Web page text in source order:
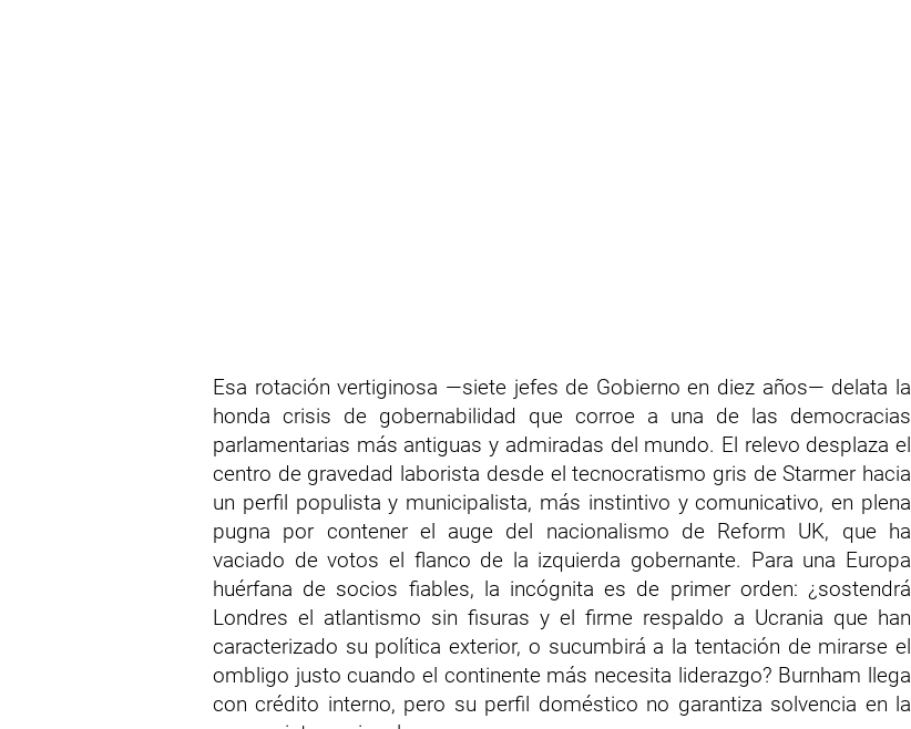
Esa rotación vertiginosa —siete jefes de Gobierno en diez años— delata la
honda crisis de gobernabilidad que corroe a una de las democracias
parlamentarias más antiguas y admiradas del mundo. El relevo desplaza el
centro de gravedad laborista desde el tecnocratismo gris de Starmer hacia
un perfil populista y municipalista, más instintivo y comunicativo, en plena
pugna por contener el auge del nacionalismo de Reform UK, que ha
vaciado de votos el flanco de la izquierda gobernante. Para una Europa
huérfana de socios fiables, la incógnita es de primer orden: ¿sostendrá
Londres el atlantismo sin fisuras y el firme respaldo a Ucrania que han
caracterizado su política exterior, o sucumbirá a la tentación de mirarse el
ombligo justo cuando el continente más necesita liderazgo? Burnham llega
con crédito interno, pero su perfil doméstico no garantiza solvencia en la